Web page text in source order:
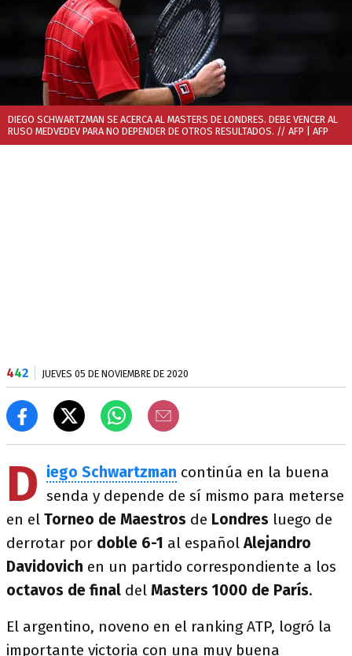
DIEGO SCHWARTZMAN SE ACERCA AL MASTERS DE LONDRES. DEBE VENCER AL
RUSO MEDVEDEV PARA NO DEPENDER DE OTROS RESULTADOS. // AFP | AFP
442 JUEVES 05 DE NOVIEMBRE DE 2020
D iego Schwartzman continúa en la buena
senda y depende de sí mismo para meterse
en el Torneo de Maestros de Londres luego de
derrotar por doble 6-1 al españolAlejandro
Davidovich en un partido correspondiente a los
octavos de final del Masters 1000 de París.
El argentino, noveno en el ranking ATP, logró la
importante victoria con una muy buena